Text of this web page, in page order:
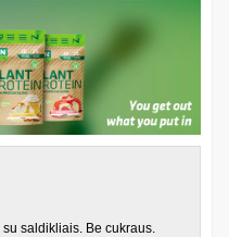
saldikliais. Be cukraus.